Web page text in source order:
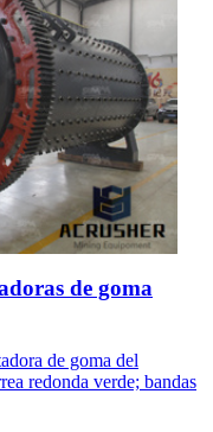
de goma
de goma del
redonda verde; bandas